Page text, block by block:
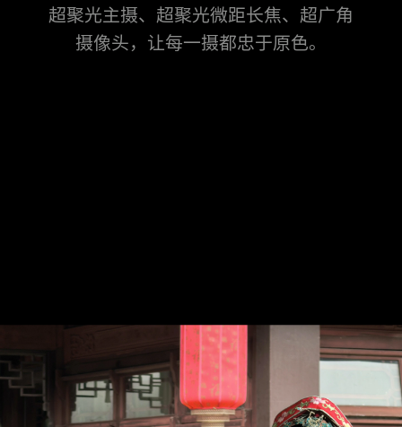
超聚光主摄、超聚光微距长焦、超广角
摄像头，让每一摄都忠于原色。